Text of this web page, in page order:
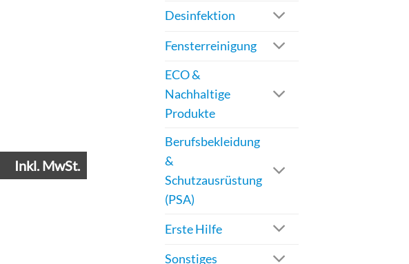
Inkl. MwSt.
Desinfektion
Fensterreinigung
ECO &
Nachhaltige
Produkte
Berufsbekleidung
&
Schutzausrüstung
(PSA)
Erste Hilfe
Sonstiges